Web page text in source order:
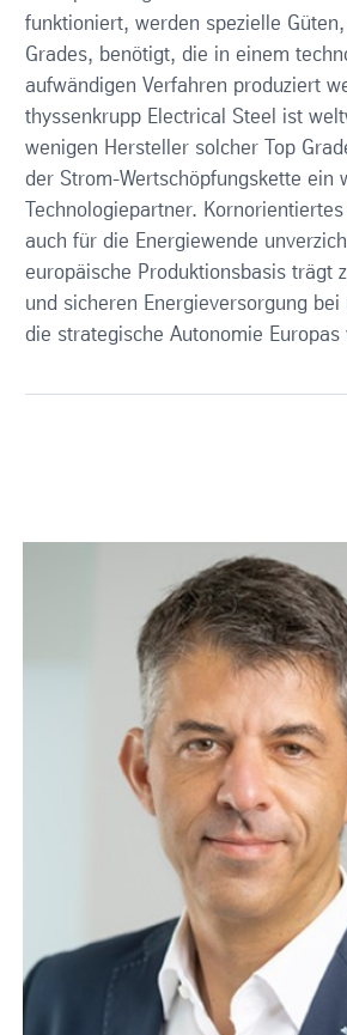
funktioniert, werden spezielle
Grades, benötigt, die in einem
aufwändigen Verfahren produziert
thyssenkrupp Electrical Steel ist
wenigen Hersteller solcher Top
der Strom-Wertschöpfungskette ein
Technologiepartner.
auch für die Energiewende
europäische Produktionsbasis trägt
und sicheren Energieversorgung
die strategische Autonomie Europas